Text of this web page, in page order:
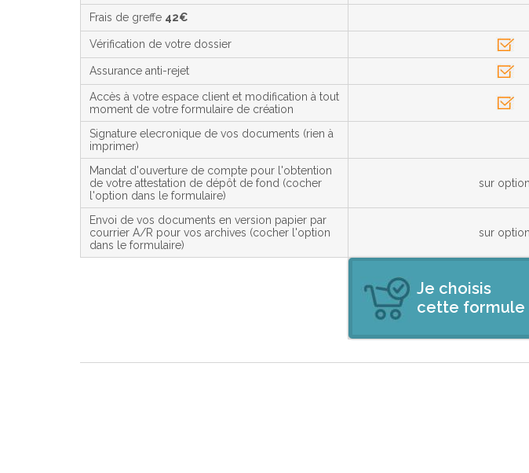
Frais de greffe 42€
Vérification de votre dossier
Assurance anti-rejet
Accès à votre espace client et modification à tout
moment de votre formulaire de création
Signature elecronique de vos documents (rien à
imprimer)
Mandat d'ouverture de compte pour l'obtention
de votre attestation de dépôt de fond (cocher
l'option dans le formulaire)
sur option
Envoi de vos documents en version papier par
courrier A/R pour vos archives (cocher l'option
dans le formulaire)
sur option
Je choisis
cette formule